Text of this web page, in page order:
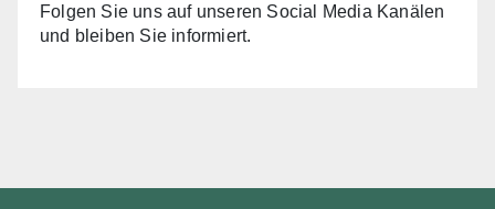
Folgen Sie uns auf unseren Social Media Kanälen
und bleiben Sie informiert.